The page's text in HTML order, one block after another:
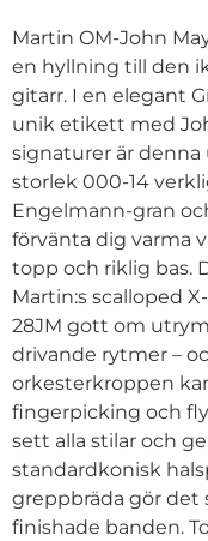
Martin OM-John
en hyllning till den
gitarr. I en elegant
unik etikett med
signaturer är denna
storlek 000-14
Engelmann-gran
förvänta dig varma
topp och riklig bas.
Martin:s scalloped
28JM gott om
drivande rytmer –
orkesterkroppen
fingerpicking och
sett alla stilar och
standardkonisk
greppbräda gör det
finishade banden.